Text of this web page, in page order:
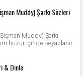
Muddy) Şarkı Sözleri
Muddy) Şarkı
huzur içinde beyazlanır
& Dinle